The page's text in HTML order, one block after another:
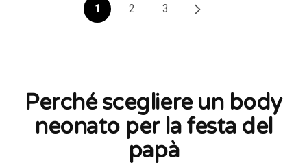
1 2 3
Perché scegliere un body
neonato per la festa del
papà